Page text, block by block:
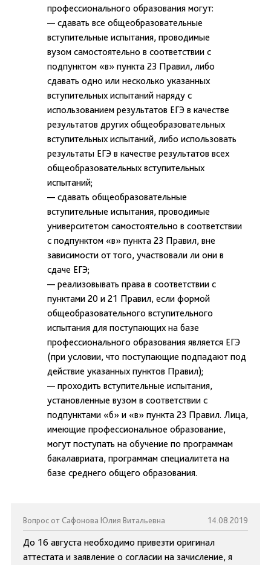
профессионального образования могут:
— сдавать все общеобразовательные
вступительные испытания, проводимые
вузом самостоятельно в соответствии с
подпунктом «в» пункта 23 Правил, либо
сдавать одно или несколько указанных
вступительных испытаний наряду с
использованием результатов ЕГЭ в качестве
результатов других общеобразовательных
вступительных испытаний, либо использовать
результаты ЕГЭ в качестве результатов всех
общеобразовательных вступительных
испытаний;
— сдавать общеобразовательные
вступительные испытания, проводимые
университетом самостоятельно в соответствии
с подпунктом «в» пункта 23 Правил, вне
зависимости от того, участвовали ли они в
сдаче ЕГЭ;
— реализовывать права в соответствии с
пунктами 20 и 21 Правил, если формой
общеобразовательного вступительного
испытания для поступающих на базе
профессионального образования является ЕГЭ
(при условии, что поступающие подпадают под
действие указанных пунктов Правил);
— проходить вступительные испытания,
установленные вузом в соответствии с
подпунктами «б» и «в» пункта 23 Правил. Лица,
имеющие профессиональное образование,
могут поступать на обучение по программам
бакалавриата, программам специалитета на
базе среднего общего образования.
Вопрос от Сафонова Юлия Витальевна 14.08.2019
До 16 августа необходимо привезти оригинал
аттестата и заявление о согласии на зачисление, я